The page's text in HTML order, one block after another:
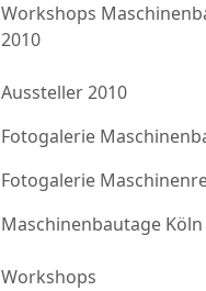
Workshops
2010
Aussteller 2010
Fotogalerie
Fotogalerie
Maschinenbautage Köln
Workshops